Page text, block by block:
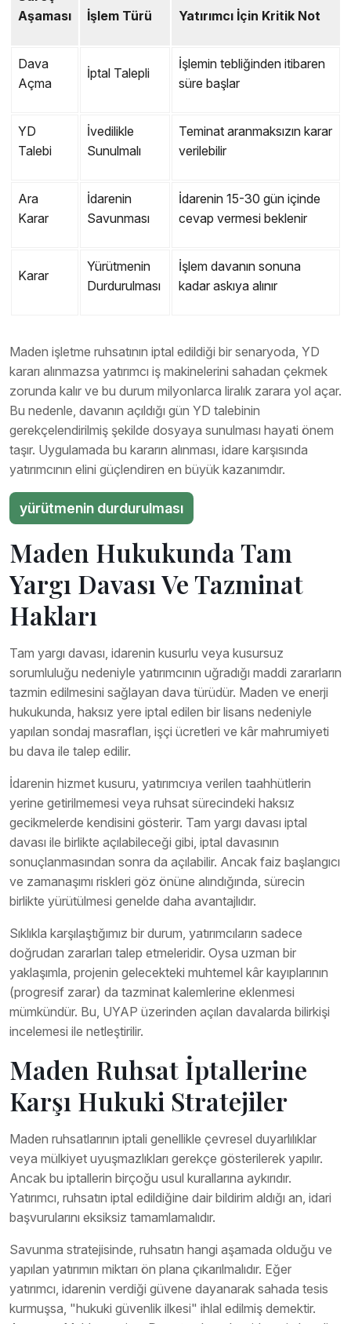
Aşaması
İşlem Türü Yatırımcı İçin Kritik Not
Dava
Açma
İptal Talepli
İşlemin tebliğinden itibaren
süre başlar
YD
Talebi
İvedilikle
Sunulmalı
Teminat aranmaksızın karar
verilebilir
Ara
Karar
İdarenin
Savunması
İdarenin 15-30 gün içinde
cevap vermesi beklenir
Karar
Yürütmenin
Durdurulması
İşlem davanın sonuna
kadar askıya alınır
Maden işletme ruhsatının iptal edildiği bir senaryoda, YD
kararı alınmazsa yatırımcı iş makinelerini sahadan çekmek
zorunda kalır ve bu durum milyonlarca liralık zarara yol açar.
Bu nedenle, davanın açıldığı gün YD talebinin
gerekçelendirilmiş şekilde dosyaya sunulması hayati önem
taşır. Uygulamada bu kararın alınması, idare karşısında
yatırımcının elini güçlendiren en büyük kazanımdır.
yürütmenin durdurulması
Maden Hukukunda Tam
Yargı Davası Ve Tazminat
Hakları
Tam yargı davası, idarenin kusurlu veya kusursuz
sorumluluğu nedeniyle yatırımcının uğradığı maddi zararların
tazmin edilmesini sağlayan dava türüdür. Maden ve enerji
hukukunda, haksız yere iptal edilen bir lisans nedeniyle
yapılan sondaj masrafları, işçi ücretleri ve kâr mahrumiyeti
bu dava ile talep edilir.
İdarenin hizmet kusuru, yatırımcıya verilen taahhütlerin
yerine getirilmemesi veya ruhsat sürecindeki haksız
gecikmelerde kendisini gösterir. Tam yargı davası iptal
davası ile birlikte açılabileceği gibi, iptal davasının
sonuçlanmasından sonra da açılabilir. Ancak faiz başlangıcı
ve zamanaşımı riskleri göz önüne alındığında, sürecin
birlikte yürütülmesi genelde daha avantajlıdır.
Sıklıkla karşılaştığımız bir durum, yatırımcıların sadece
doğrudan zararları talep etmeleridir. Oysa uzman bir
yaklaşımla, projenin gelecekteki muhtemel kâr kayıplarının
(progresif zarar) da tazminat kalemlerine eklenmesi
mümkündür. Bu, UYAP üzerinden açılan davalarda bilirkişi
incelemesi ile netleştirilir.
Maden Ruhsat İptallerine
Karşı Hukuki Stratejiler
Maden ruhsatlarının iptali genellikle çevresel duyarlılıklar
veya mülkiyet uyuşmazlıkları gerekçe gösterilerek yapılır.
Ancak bu iptallerin birçoğu usul kurallarına aykırıdır.
Yatırımcı, ruhsatın iptal edildiğine dair bildirim aldığı an, idari
başvurularını eksiksiz tamamlamalıdır.
Savunma stratejisinde, ruhsatın hangi aşamada olduğu ve
yapılan yatırımın miktarı ön plana çıkarılmalıdır. Eğer
yatırımcı, idarenin verdiği güvene dayanarak sahada tesis
kurmuşsa, "hukuki güvenlik ilkesi" ihlal edilmiş demektir.